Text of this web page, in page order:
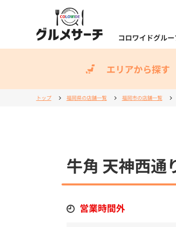
コロワイドグル
エリアから探す
トップ 福岡県の店舗一覧 福岡市の店舗一覧
牛角 天神西通
営業時間外